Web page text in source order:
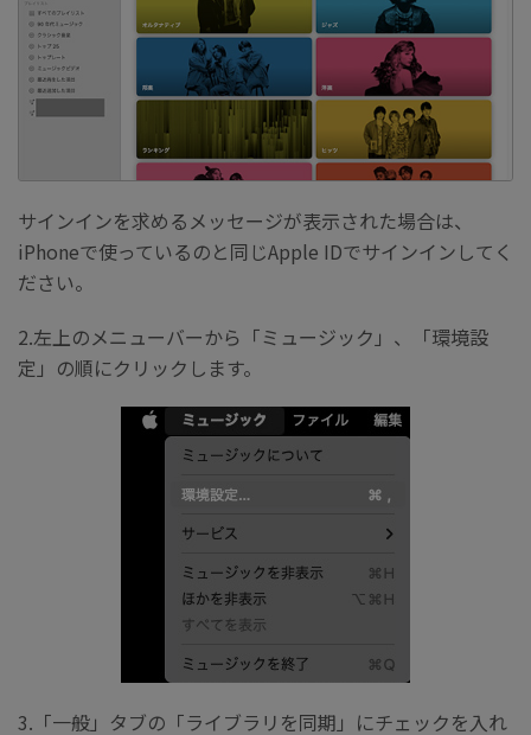
サインインを求めるメッセージが表示された場合は、
iPhoneで使っているのと同じApple IDでサインインしてく
ださい。
2.左上のメニューバーから「ミュージック」、「環境設
定」の順にクリックします。
3.「一般」タブの「ライブラリを同期」にチェックを入れ